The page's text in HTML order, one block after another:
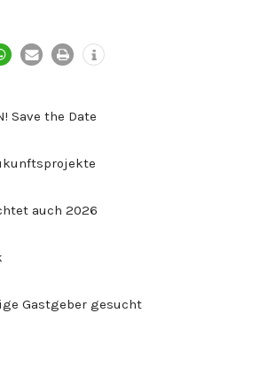
Save the Date
auch 2026
Gastgeber gesucht